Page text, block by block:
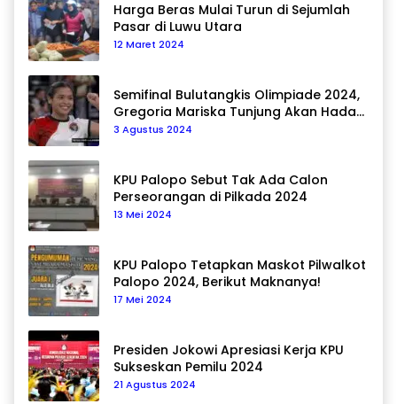
Harga Beras Mulai Turun di Sejumlah
Pasar di Luwu Utara
12 Maret 2024
Semifinal Bulutangkis Olimpiade 2024,
Gregoria Mariska Tunjung Akan Hadapi
Pemain Asal Korea Selatan
3 Agustus 2024
KPU Palopo Sebut Tak Ada Calon
Perseorangan di Pilkada 2024
13 Mei 2024
KPU Palopo Tetapkan Maskot Pilwalkot
Palopo 2024, Berikut Maknanya!
17 Mei 2024
Presiden Jokowi Apresiasi Kerja KPU
Sukseskan Pemilu 2024
21 Agustus 2024